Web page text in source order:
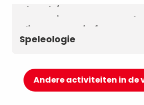
Chambéry Montagnes
Canyoning en aquarando
Klimmen en via ferrata
Speleologie
Andere activiteiten in de